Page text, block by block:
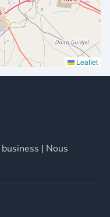
Leaflet
| Nous